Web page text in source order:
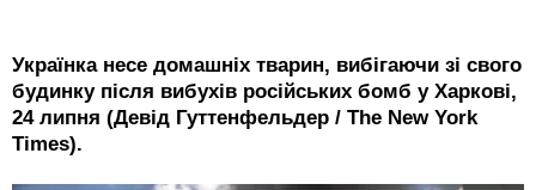
Українка несе домашніх тварин, вибігаючи зі свого
будинку після вибухів російських бомб у Харкові,
24 липня (Девід Гуттенфельдер / The New York
Times).